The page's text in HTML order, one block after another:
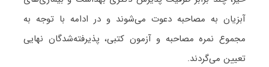
آﺑﺰﻳﺎن به مصاحبه دعوت می‌شوند و در ادامه با توجه به
مجموع نمره مصاحبه و آزمون کتبی، پذیرفته‌شدگان نهایی
تعیین می‌گردند.